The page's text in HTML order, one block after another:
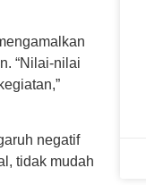
“Nilai-nilai
negatif
tidak mudah